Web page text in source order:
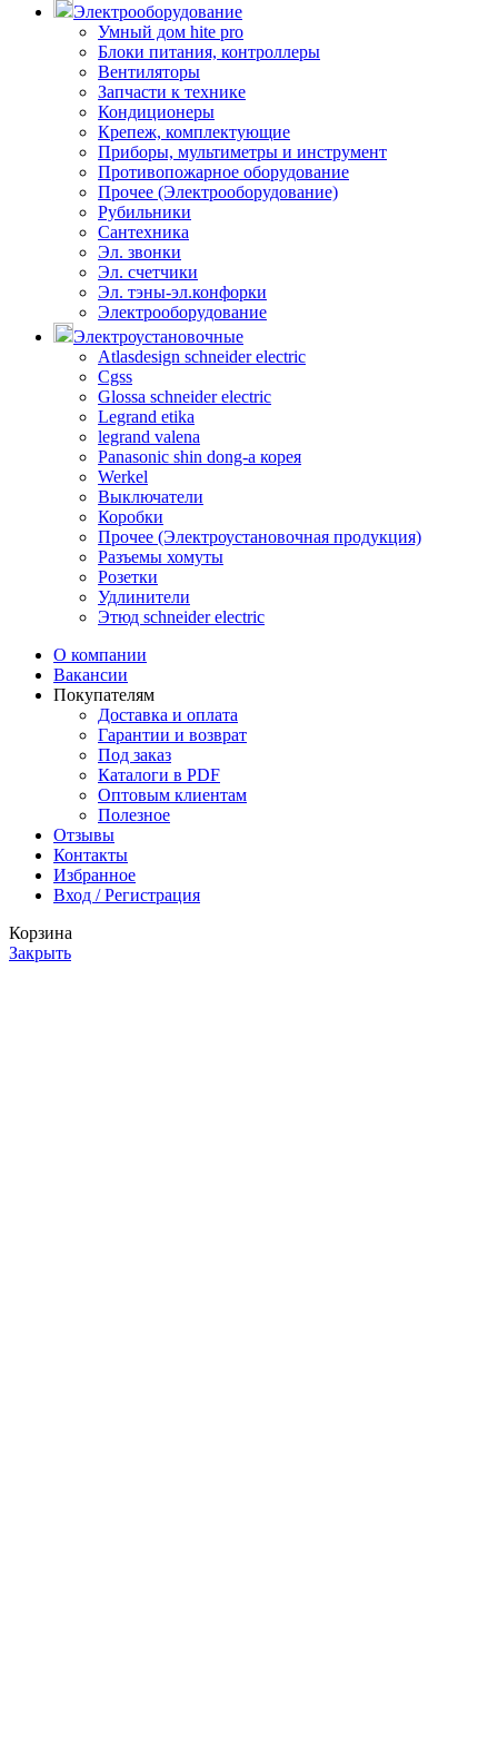
Электрооборудование
Умный дом hite pro
Блоки питания, контроллеры
Вентиляторы
Запчасти к технике
Кондиционеры
Крепеж, комплектующие
Приборы, мультиметры и инструмент
Противопожарное оборудование
Прочее (Электрооборудование)
Рубильники
Сантехника
Эл. звонки
Эл. счетчики
Эл. тэны-эл.конфорки
Электрооборудование
Электроустановочные
Atlasdesign schneider electric
Cgss
Glossa schneider electric
Legrand etika
legrand valena
Panasonic shin dong-a корея
Werkel
Выключатели
Коробки
Прочее (Электроустановочная продукция)
Разъемы хомуты
Розетки
Удлинители
Этюд schneider electric
О компании
Вакансии
Покупателям
Доставка и оплата
Гарантии и возврат
Под заказ
Каталоги в PDF
Оптовым клиентам
Полезное
Отзывы
Контакты
Избранное
Вход / Регистрация
Корзина
Закрыть